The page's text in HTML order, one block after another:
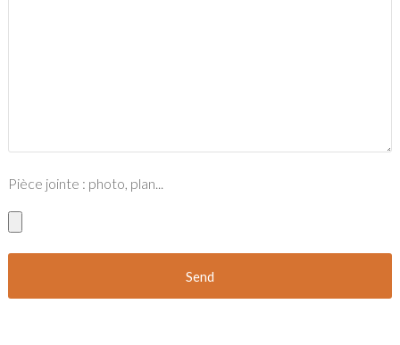
Pièce jointe : photo, plan...